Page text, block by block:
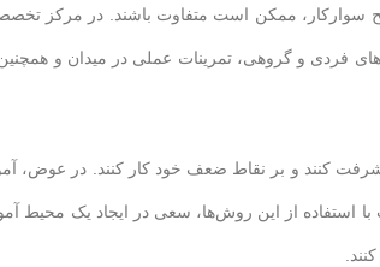
سوارکار، ممکن است متفاوت باشند. در مرکز
و گروهی، تمرینات عملی در میدان و همچنین
کنند و بر نقاط ضعف خود کار کنند. در عوض،
از این روش‌ها، سعی در ایجاد یک محیط